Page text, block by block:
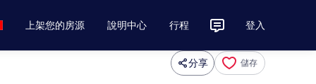
上架您的房源 說明中心 行程 登入
分享 儲存